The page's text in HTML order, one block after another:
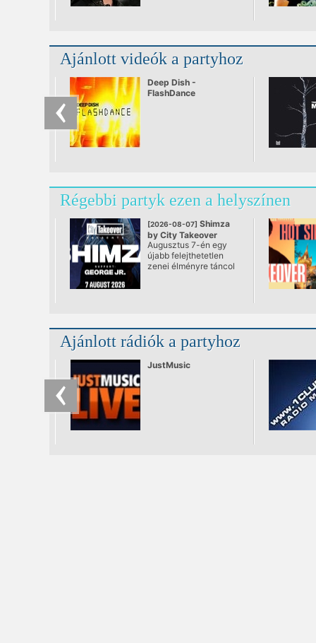
Ajánlott videók a partyhoz
Deep Dish -
FlashDance
Régebbi partyk ezen a helyszínen
[2026-08-07] Shimza
by City Takeover
@ Vajdahunyad Vára
Augusztus 7-én egy
újabb felejthetetlen
zenei élményre táncol
a DJ pult mögé.
Ajánlott rádiók a partyhoz
JustMusic